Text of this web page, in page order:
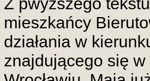
mieszkańcy
działania w
znajdującego się